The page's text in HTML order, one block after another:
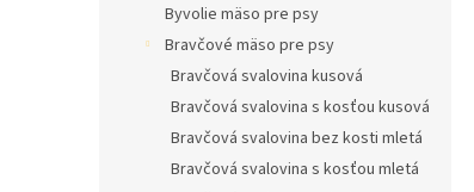
Byvolie mäso pre psy
Bravčové mäso pre psy
Bravčová svalovina kusová
Bravčová svalovina s kosťou kusová
Bravčová svalovina bez kosti mletá
Bravčová svalovina s kosťou mletá